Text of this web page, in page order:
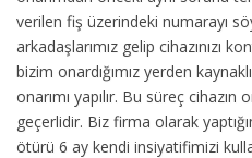
verilen fiş üzerindeki numarayı
arkadaşlarımız gelip cihazınızı
bizim onardığımız yerden
onarımı yapılır. Bu süreç
geçerlidir. Biz firma olarak
ötürü 6 ay kendi insiyatifimizi